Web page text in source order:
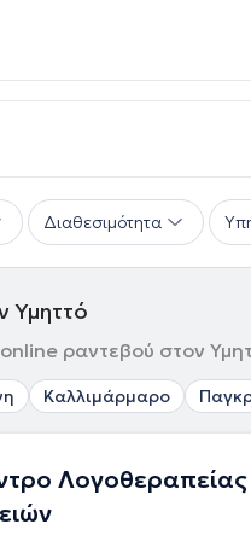
Διαθεσιμότητα
Υμηττό
ραντεβού στον
Καλλιμάρμαρο
Λογοθεραπείας